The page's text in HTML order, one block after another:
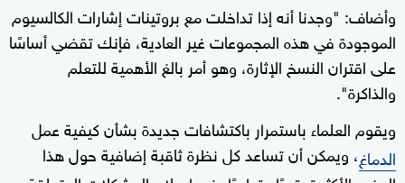
وأضاف: "وجدنا أنه إذا تداخلت مع بروتينات إشارات الكالسيوم
الموجودة في هذه المجموعات غير العادية، فإنك تقضي أساسًا
على اقتران النسخ الإثارة، وهو أمر بالغ الأهمية للتعلم
والذاكرة".
ويقوم العلماء باستمرار باكتشافات جديدة بشأن كيفية عمل
الدماغ، ويمكن أن تساعد كل نظرة ثاقبة إضافية حول هذا